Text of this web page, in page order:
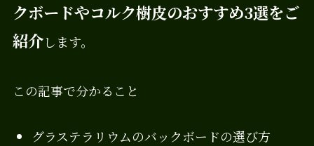
クボードやコルク樹皮のおすすめ3選をご
紹介します。
この記事で分かること
グラステラリウムのバックボードの選び方